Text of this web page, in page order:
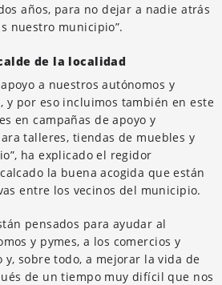
años, para no dejar a nadie atrás
nuestro municipio”.
de la localidad
a nuestros autónomos y
y por eso incluimos también en este
en campañas de apoyo y
talleres, tiendas de muebles y
ha explicado el regidor
la buena acogida que están
entre los vecinos del municipio.
pensados para ayudar al
y pymes, a los comercios y
sobre todo, a mejorar la vida de
de un tiempo muy difícil que nos